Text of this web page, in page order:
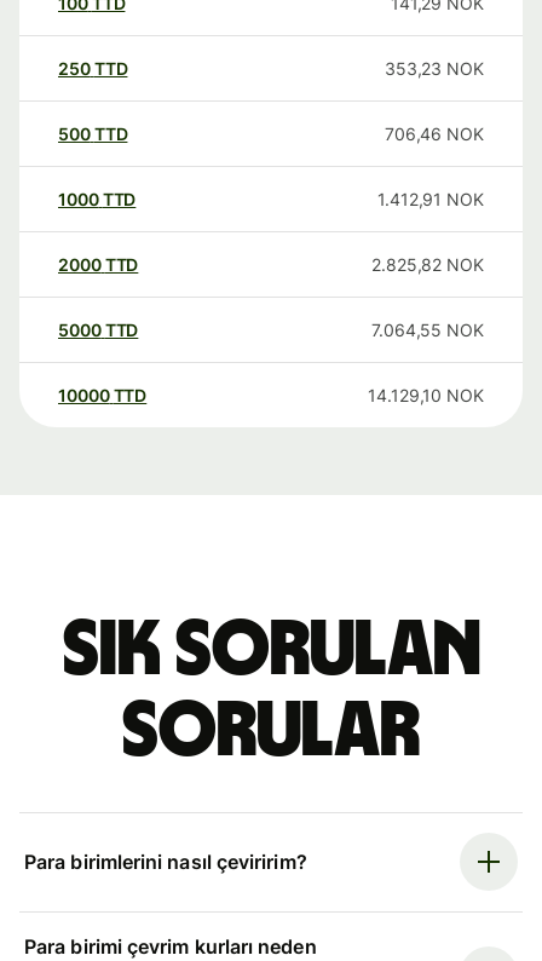
250TTD 353,23 NOK
500TTD 706,46 NOK
1000TTD 1.412,91 NOK
2000TTD 2.825,82 NOK
5000TTD 7.064,55 NOK
10000 TTD 14.129,10 NOK
Sık sorulan
sorular
Para birimlerini nasıl çeviririm?
Para birimi çevrim kurları neden